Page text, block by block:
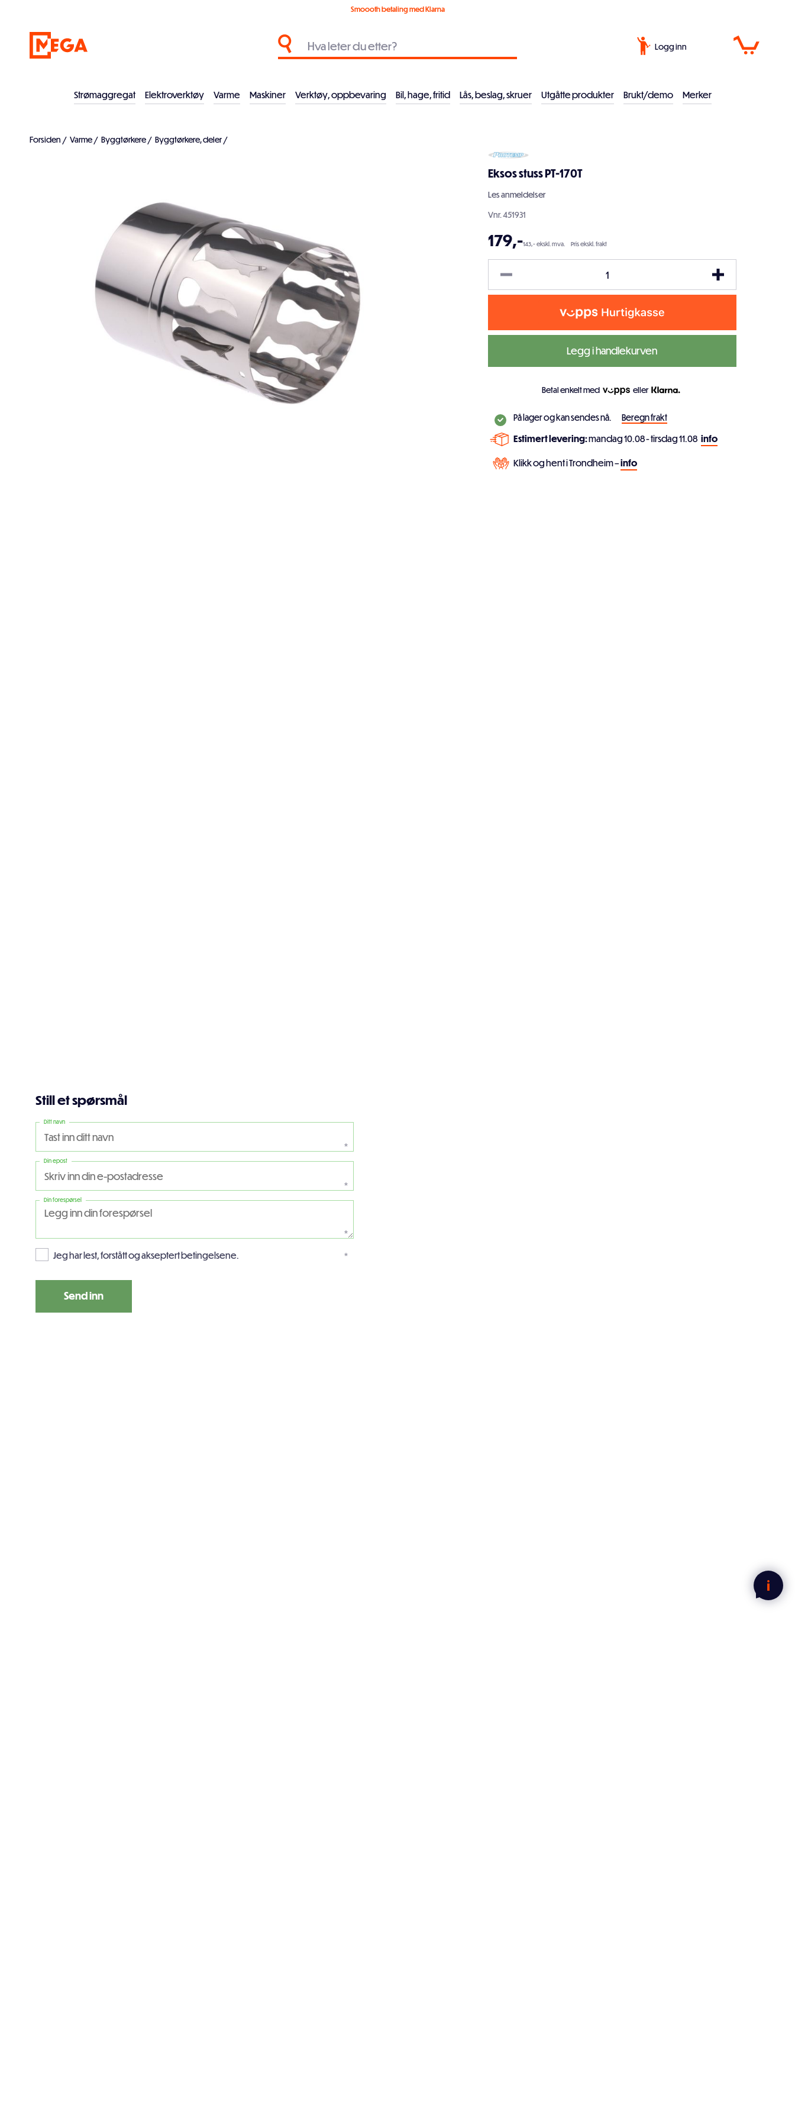
Smoooth betaling med Klarna
Logg inn
Strømaggregat Elektroverktøy Varme Maskiner Verktøy, oppbevaring Bil, hage, fritid Lås, beslag, skruer Utgåtte produkter Brukt/demo Merker
Forsiden / Varme / Byggtørkere / Byggtørkere, deler /
Eksos stuss PT-170T
Lesanmeldelser
Vnr.451931
179,-143,- ekskl. mva. Pris ekskl. frakt
Legg i handlekurven
Betal enkelt med eller
På lager og kan sendes nå.
Beregn frakt
Estimert levering:mandag 10.08 - tirsdag 11.08 info
Klikk og hent i Trondheim –info
Still et spørsmål
Ditt navn
*
Din epost
*
Din forespørsel
*
Jeg har lest, forstått og akseptert betingelsene. *